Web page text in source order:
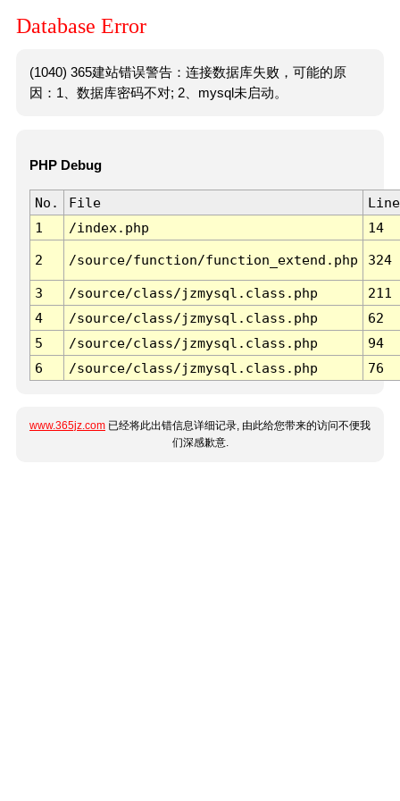
Database Error
(1040) 365建站错误警告：连接数据库失败，可能的原
因：1、数据库密码不对; 2、mysql未启动。
PHP Debug
No. File
Line
1
/index.php 14
2 /source/function/function_extend.php 324
3 /source/class/jzmysql.class.php
211
4
/source/class/jzmysql.class.php
62
5
/source/class/jzmysql.class.php
94
6
/source/class/jzmysql.class.php 76
www.365jz.com 已经将此出错信息详细记录, 由此给您带来的访问不便我
们深感歉意.